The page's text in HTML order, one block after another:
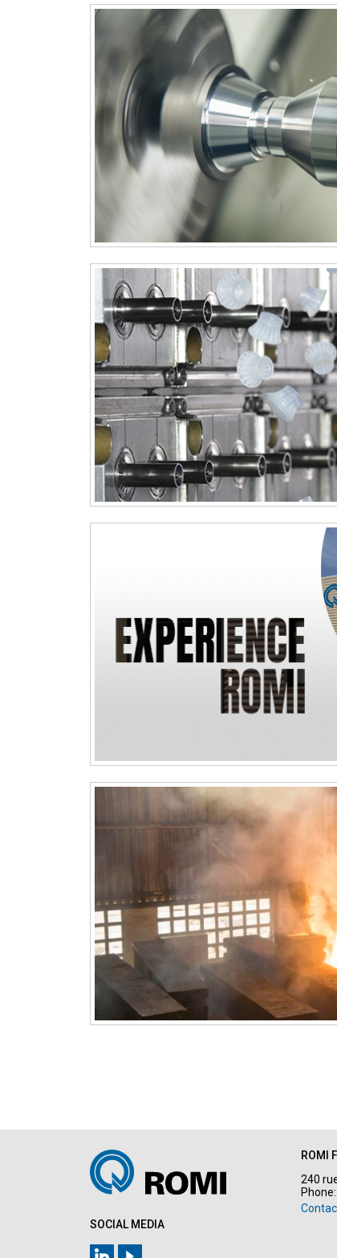
SOCIAL MEDIA
ROMI
240
Phone: